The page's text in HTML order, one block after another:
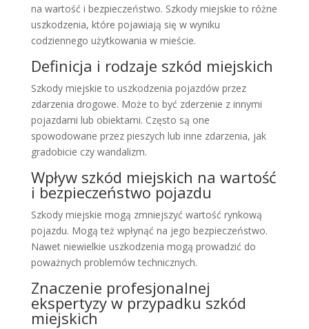
na wartość i bezpieczeństwo. Szkody miejskie to różne
uszkodzenia, które pojawiają się w wyniku
codziennego użytkowania w mieście.
Definicja i rodzaje szkód miejskich
Szkody miejskie to uszkodzenia pojazdów przez
zdarzenia drogowe. Może to być zderzenie z innymi
pojazdami lub obiektami. Często są one
spowodowane przez pieszych lub inne zdarzenia, jak
gradobicie czy wandalizm.
Wpływ szkód miejskich na wartość
i bezpieczeństwo pojazdu
Szkody miejskie mogą zmniejszyć wartość rynkową
pojazdu. Mogą też wpłynąć na jego bezpieczeństwo.
Nawet niewielkie uszkodzenia mogą prowadzić do
poważnych problemów technicznych.
Znaczenie profesjonalnej
ekspertyzy w przypadku szkód
miejskich